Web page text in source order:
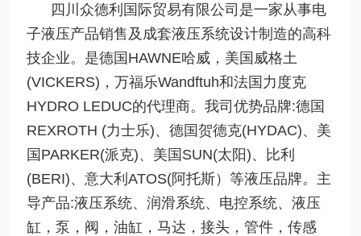
四川众德利国际贸易有限公司是一家从事电
子液压产品销售及成套液压系统设计制造的高科
技企业。是德国HAWNE哈威，美国威格土
(VICKERS)，万福乐Wandftuh和法国力度克
HYDRO LEDUC的代理商。我司优势品牌:德国
REXROTH (力士乐)、德国贺德克(HYDAC)、美
国PARKER(派克)、美国SUN(太阳)、比利
(BERI)、意大利ATOS(阿托斯）等液压品牌。主
导产品:液压系统、润滑系统、电控系统、液压
缸，泵，阀，油缸，马达，接头，管件，传感